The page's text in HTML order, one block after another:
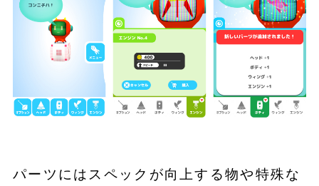
パーツにはスペックが向上する物や特殊な